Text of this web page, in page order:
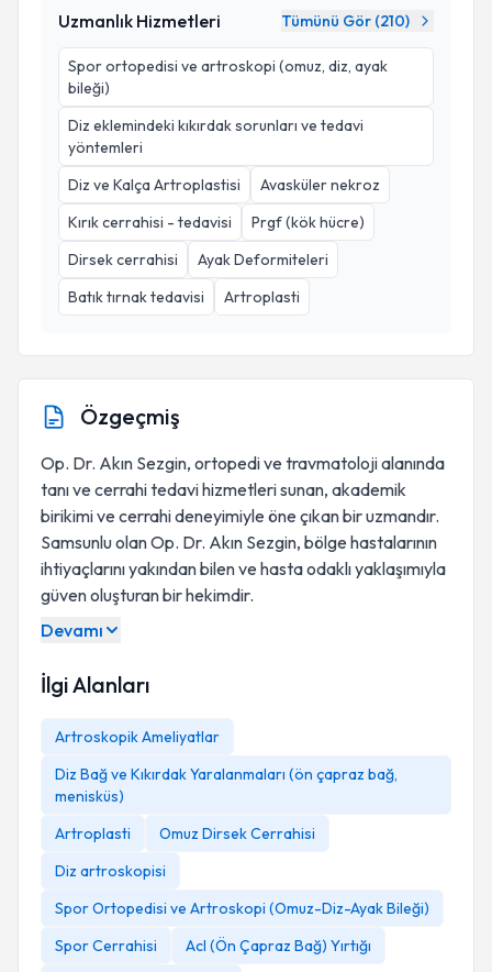
Uzmanlık Hizmetleri Tümünü Gör (210)
Spor ortopedisi ve artroskopi (omuz, diz, ayak
bileği)
Diz eklemindeki kıkırdak sorunları ve tedavi
yöntemleri
Diz ve Kalça Artroplastisi
Avasküler nekroz
Kırık cerrahisi - tedavisi
Prgf (kök hücre)
Dirsek cerrahisi
Ayak Deformiteleri
Batık tırnak tedavisi
Artroplasti
Özgeçmiş
Op. Dr. Akın Sezgin, ortopedi ve travmatoloji alanında
tanı ve cerrahi tedavi hizmetleri sunan, akademik
birikimi ve cerrahi deneyimiyle öne çıkan bir uzmandır.
Samsunlu olan Op. Dr. Akın Sezgin, bölge hastalarının
ihtiyaçlarını yakından bilen ve hasta odaklı yaklaşımıyla
güven oluşturan bir hekimdir.
Devamı
İlgi Alanları
Artroskopik Ameliyatlar
Diz Bağ ve Kıkırdak Yaralanmaları (ön çapraz bağ,
menisküs)
Artroplasti
Omuz Dirsek Cerrahisi
Diz artroskopisi
Spor Ortopedisi ve Artroskopi (Omuz-Diz-Ayak Bileği)
Spor Cerrahisi
Acl (Ön Çapraz Bağ) Yırtığı